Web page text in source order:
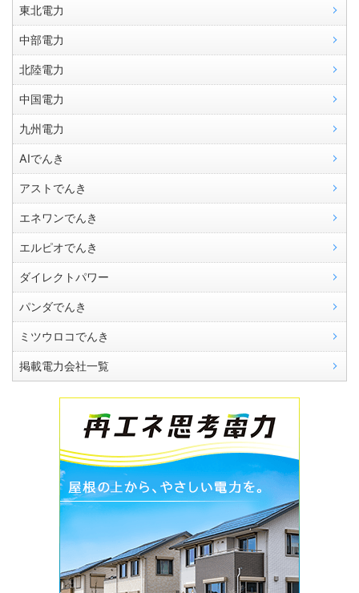
東北電力
中部電力
北陸電力
中国電力
九州電力
AIでんき
アストでんき
エネワンでんき
エルピオでんき
ダイレクトパワー
パンダでんき
ミツウロコでんき
掲載電力会社一覧